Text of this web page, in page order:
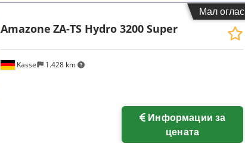
Мал оглас
Kassel 1.428 km
Amazone ZA-TS Hydro 3200 Super
цената